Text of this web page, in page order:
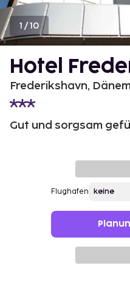
1 /10
Hotel
Frederikshavn,
Gut und sorgsam
Flughafen